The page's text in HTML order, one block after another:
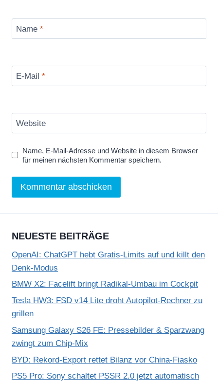
Name *
E-Mail *
Website
Name, E-Mail-Adresse und Website in diesem Browser
für meinen nächsten Kommentar speichern.
NEUESTE BEITRÄGE
OpenAI: ChatGPT hebt Gratis-Limits auf und killt den
Denk-Modus
BMW X2: Facelift bringt Radikal-Umbau im Cockpit
Tesla HW3: FSD v14 Lite droht Autopilot-Rechner zu
grillen
Samsung Galaxy S26 FE: Pressebilder & Sparzwang
zwingt zum Chip-Mix
BYD: Rekord-Export rettet Bilanz vor China-Fiasko
PS5 Pro: Sony schaltet PSSR 2.0 jetzt automatisch